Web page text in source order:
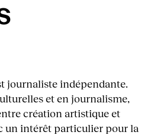
journaliste indépendante.
et en journalisme,
création artistique et
un intérêt particulier pour la